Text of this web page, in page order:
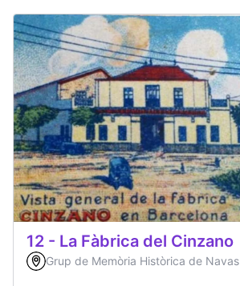
12 - La Fàbrica del Cinzano
Grup de Memòria Històrica de Navas